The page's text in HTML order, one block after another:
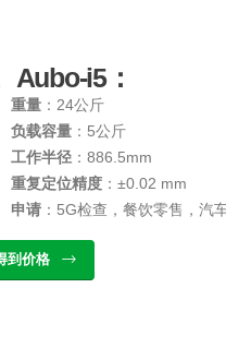
Aubo-i5：
重量 ：24公斤
负载容量 ：5公斤
工作半径 ：886.5mm
重复定位精度 ：±0.02 mm
申请 ：5G检查，餐饮零售，汽
到价格